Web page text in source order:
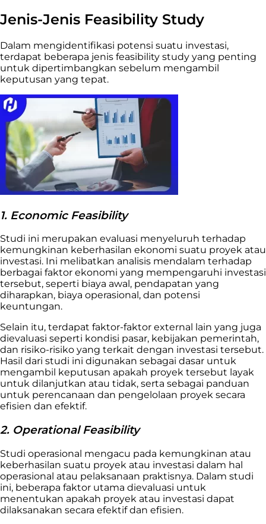
Jenis-Jenis Feasibility Study
Dalam mengidentifikasi potensi suatu investasi,
terdapat beberapa jenis feasibility study yang penting
untuk dipertimbangkan sebelum mengambil
keputusan yang tepat.
1. Economic Feasibility
Studi ini merupakan evaluasi menyeluruh terhadap
kemungkinan keberhasilan ekonomi suatu proyek atau
investasi. Ini melibatkan analisis mendalam terhadap
berbagai faktor ekonomi yang mempengaruhi investasi
tersebut, seperti biaya awal, pendapatan yang
diharapkan, biaya operasional, dan potensi
keuntungan.
Selain itu, terdapat faktor-faktor external lain yang juga
dievaluasi seperti kondisi pasar, kebijakan pemerintah,
dan risiko-risiko yang terkait dengan investasi tersebut.
Hasil dari studi ini digunakan sebagai dasar untuk
mengambil keputusan apakah proyek tersebut layak
untuk dilanjutkan atau tidak, serta sebagai panduan
untuk perencanaan dan pengelolaan proyek secara
efisien dan efektif.
2. Operational Feasibility
Studi operasional mengacu pada kemungkinan atau
keberhasilan suatu proyek atau investasi dalam hal
operasional atau pelaksanaan praktisnya. Dalam studi
ini, beberapa faktor utama dievaluasi untuk
menentukan apakah proyek atau investasi dapat
dilaksanakan secara efektif dan efisien.